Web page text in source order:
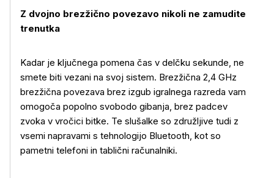
Z dvojno brezžično povezavo nikoli ne zamudite
trenutka
Kadar je ključnega pomena čas v delčku sekunde, ne
smete biti vezani na svoj sistem. Brezžična 2,4 GHz
brezžična povezava brez izgub igralnega razreda vam
omogoča popolno svobodo gibanja, brez padcev
zvoka v vročici bitke. Te slušalke so združljive tudi z
vsemi napravami s tehnologijo Bluetooth, kot so
pametni telefoni in tablični računalniki.